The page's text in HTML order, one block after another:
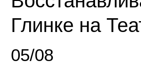
Глинке на
05/08